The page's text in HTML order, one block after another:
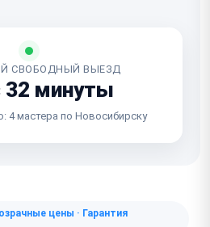
СВОБОДНЫЙ ВЫЕЗД
32 минуты
4 мастера по Новосибирску
цены · Гарантия